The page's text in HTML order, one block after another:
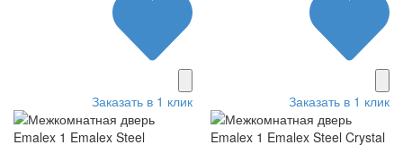
Заказать в 1 клик Заказать в 1 клик